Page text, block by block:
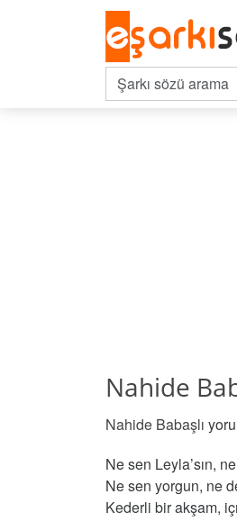
Nahide
Nahide Babaşlı
Ne sen Leyla’sın,
Ne sen yorgun, ne
Kederli bir akşam,